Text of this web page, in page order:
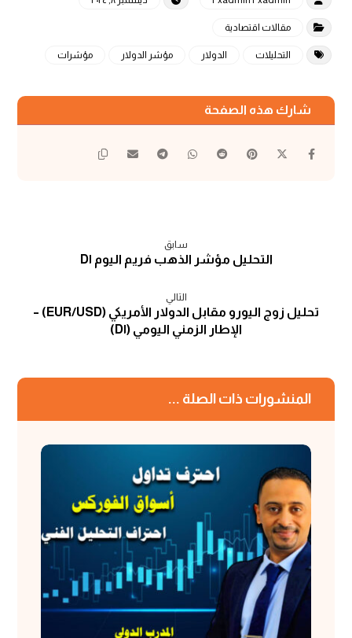
مقالات اقتصادية
التحليلات الدولار مؤشر الدولار مؤشرات
سابق
التحليل مؤشر الذهب فريم اليوم D١
التالي
تحليل زوج اليورو مقابل الدولار الأمريكي (EUR/USD) –
الإطار الزمني اليومي (D١)
المنشورات ذات الصلة ...